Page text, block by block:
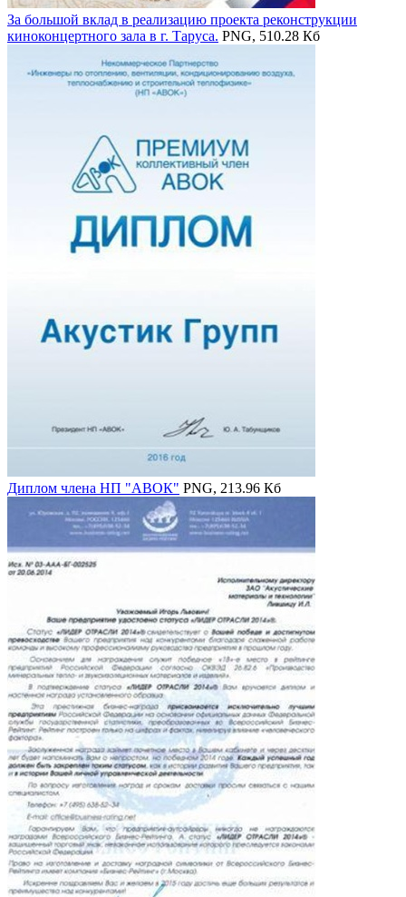
За большой вклад в реализацию проекта реконструкции
киноконцертного зала в г. Таруса. PNG, 510.28 Кб
Диплом члена НП "АВОК" PNG, 213.96 Кб